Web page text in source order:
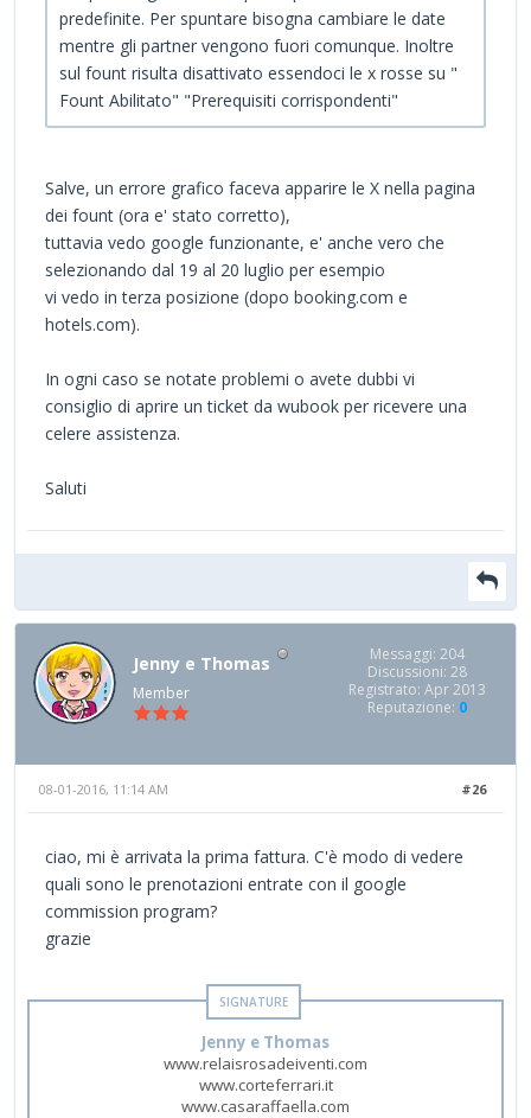
predefinite. Per spuntare bisogna cambiare le date
mentre gli partner vengono fuori comunque. Inoltre
sul fount risulta disattivato essendoci le x rosse su "
Fount Abilitato" "Prerequisiti corrispondenti"
Salve, un errore grafico faceva apparire le X nella pagina
dei fount (ora e' stato corretto),
tuttavia vedo google funzionante, e' anche vero che
selezionando dal 19 al 20 luglio per esempio
vi vedo in terza posizione (dopo booking.com e
hotels.com).
In ogni caso se notate problemi o avete dubbi vi
consiglio di aprire un ticket da wubook per ricevere una
celere assistenza.
Saluti
Jenny e Thomas
Member
Messaggi: 204
Discussioni: 28
Registrato: Apr 2013
Reputazione: 0
#26
08-01-2016, 11:14 AM
ciao, mi è arrivata la prima fattura. C'è modo di vedere
quali sono le prenotazioni entrate con il google
commission program?
grazie
Jenny e Thomas
www.relaisrosadeiventi.com
www.corteferrari.it
www.casaraffaella.com